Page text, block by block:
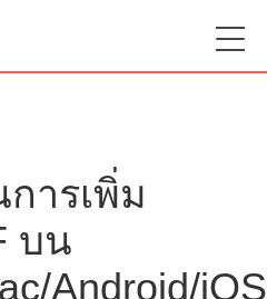
ารเพิ่ม
บน
Android/iOS